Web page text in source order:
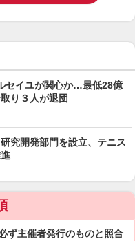
セイユが関心か…最低28億
り３人が退団
究開発部門を設立、テニス
ず主催者発行のものと照合